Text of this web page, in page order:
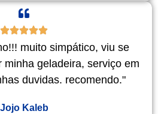
muito simpático, viu se
minha geladeira, serviço em
duvidas. recomendo."
Jojo Kaleb